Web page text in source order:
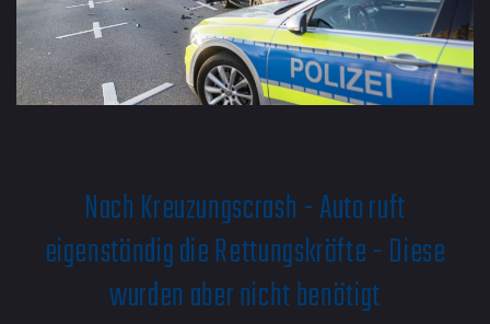
Nach Kreuzungscrash - Auto ruft
eigenständig die Rettungskräfte - Diese
wurden aber nicht benötigt